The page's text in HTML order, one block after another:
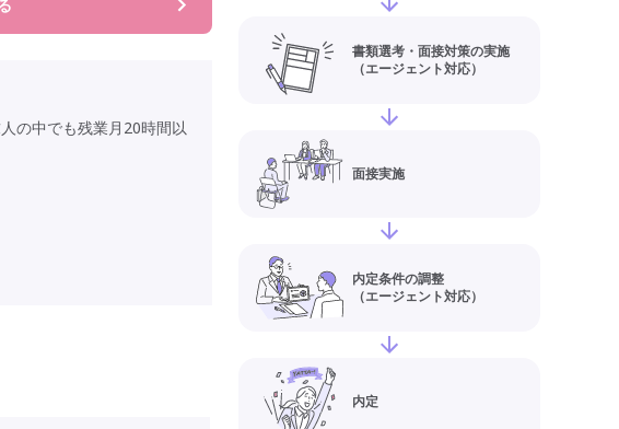
の中でも残業月20時間以
書類選考・面接対策の実施
（エージェント対応）
面接実施
内定条件の調整
（エージェント対応）
内定